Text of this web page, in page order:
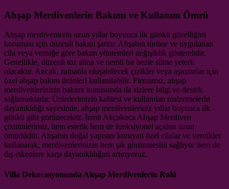
Ahşap Merdivenlerin Bakımı ve Kullanım Ömrü
Ahşap merdivenlerin uzun yıllar boyunca ilk günkü güzelliğini
koruması için düzenli bakım şarttır. Ahşabın türüne ve uygulanan
cila veya verniğe göre bakım yöntemleri değişiklik gösterebilir.
Genellikle, düzenli toz alma ve nemli bir bezle silme yeterli
olacaktır. Ancak, zamanla oluşabilecek çizikler veya aşınmalar için
özel ahşap bakım ürünleri kullanılabilir. Firmamız, ahşap
merdivenlerinizin bakımı konusunda da sizlere bilgi ve destek
sağlamaktadır. Ürünlerimizin kalitesi ve kullanılan malzemelerin
dayanıklılığı sayesinde, ahşap merdivenleriniz yıllar boyunca ilk
günkü gibi görünecektir. İzmit Akçakoca Ahşap Merdiven
çözümlerimiz, hem estetik hem de fonksiyonel açıdan uzun
ömürlüdür. Ahşabın doğal yapısını koruyan özel cilalar ve vernikler
kullanarak, merdivenlerinizin hem şık görünmesini sağlıyor hem de
dış etkenlere karşı dayanıklılığını artırıyoruz.
Villa Dekorasyonunda Ahşap Merdivenlerin Rolü